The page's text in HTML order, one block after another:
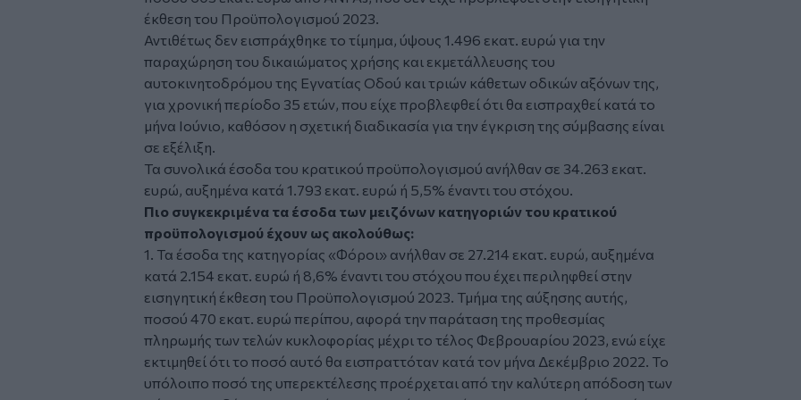
έκθεση του Προϋπολογισμού 2023.
Αντιθέτως δεν εισπράχθηκε το τίμημα, ύψους 1.496 εκατ. ευρώ για την
παραχώρηση του δικαιώματος χρήσης και εκμετάλλευσης του
αυτοκινητοδρόμου της Εγνατίας Οδού και τριών κάθετων οδικών αξόνων της,
για χρονική περίοδο 35 ετών, που είχε προβλεφθεί ότι θα εισπραχθεί κατά το
μήνα Ιούνιο, καθόσον η σχετική διαδικασία για την έγκριση της σύμβασης είναι
σε εξέλιξη.
Τα συνολικά έσοδα του κρατικού προϋπολογισμού ανήλθαν σε 34.263 εκατ.
ευρώ, αυξημένα κατά 1.793 εκατ. ευρώ ή 5,5% έναντι του στόχου.
Πιο συγκεκριμένα τα έσοδα των μειζόνων κατηγοριών του κρατικού
προϋπολογισμού έχουν ως ακολούθως:
1. Τα έσοδα της κατηγορίας «Φόροι» ανήλθαν σε 27.214 εκατ. ευρώ, αυξημένα
κατά 2.154 εκατ. ευρώ ή 8,6% έναντι του στόχου που έχει περιληφθεί στην
εισηγητική έκθεση του Προϋπολογισμού 2023. Τμήμα της αύξησης αυτής,
ποσού 470 εκατ. ευρώ περίπου, αφορά την παράταση της προθεσμίας
πληρωμής των τελών κυκλοφορίας μέχρι το τέλος Φεβρουαρίου 2023, ενώ είχε
εκτιμηθεί ότι το ποσό αυτό θα εισπραττόταν κατά τον μήνα Δεκέμβριο 2022. Το
υπόλοιπο ποσό της υπερεκτέλεσης προέρχεται από την καλύτερη απόδοση των